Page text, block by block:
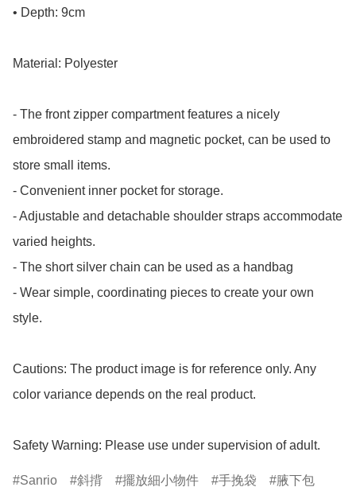
• Depth: 9cm
Material: Polyester
- The front zipper compartment features a nicely
embroidered stamp and magnetic pocket, can be used to
store small items.
- Convenient inner pocket for storage.
- Adjustable and detachable shoulder straps accommodate
varied heights.
- The short silver chain can be used as a handbag
- Wear simple, coordinating pieces to create your own
style.
Cautions: The product image is for reference only. Any
color variance depends on the real product.
Safety Warning: Please use under supervision of adult.
Sanrio 斜揹 擺放細小物件 手挽袋
腋下包